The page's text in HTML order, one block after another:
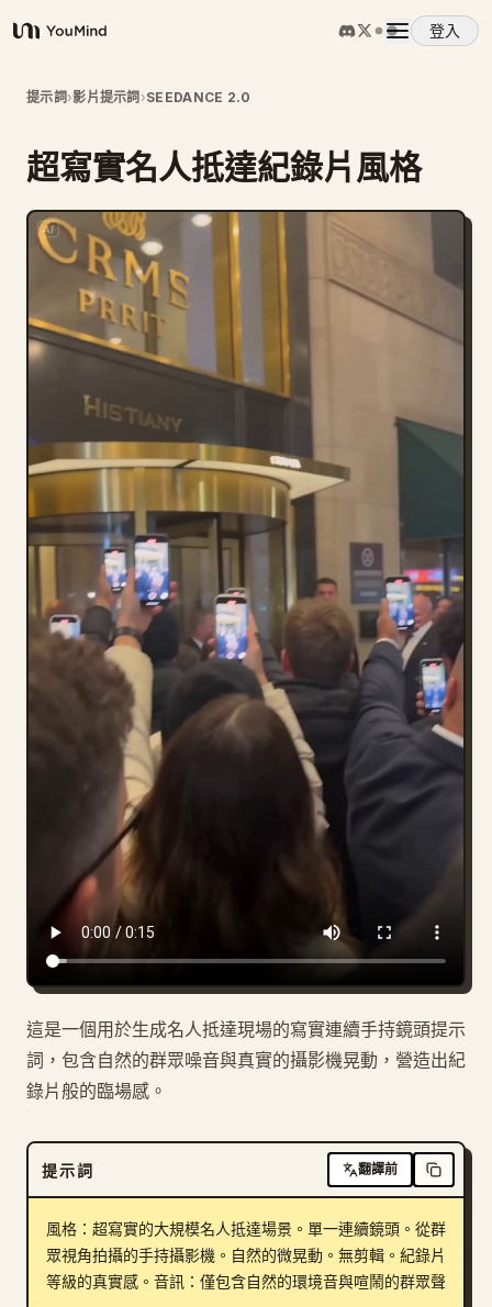
YouMind
登入
概覽
使用案例
技能
提示詞
下載
部落格
更新
提示詞›影片提示詞 ›SEEDANCE 2.0
超寫實名人抵達紀錄片風格
這是一個用於生成名人抵達現場的寫實連續手持鏡頭提示
詞，包含自然的群眾噪音與真實的攝影機晃動，營造出紀
錄片般的臨場感。
提示詞 翻譯前
風格：超寫實的大規模名人抵達場景。單一連續鏡頭。從群
眾視角拍攝的手持攝影機。自然的微晃動。無剪輯。紀錄片
等級的真實感。音訊：僅包含自然的環境音與喧鬧的群眾聲